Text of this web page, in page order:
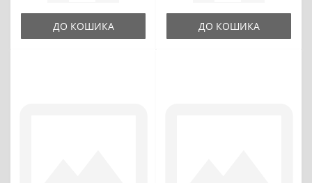
ДО КОШИКА ДО КОШИКА